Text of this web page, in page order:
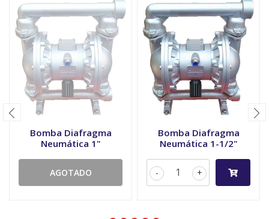
Bomba Diafragma
Neumática 1"
AGOTADO
Bomba Diafragma
Neumática 1-1/2"
+
-